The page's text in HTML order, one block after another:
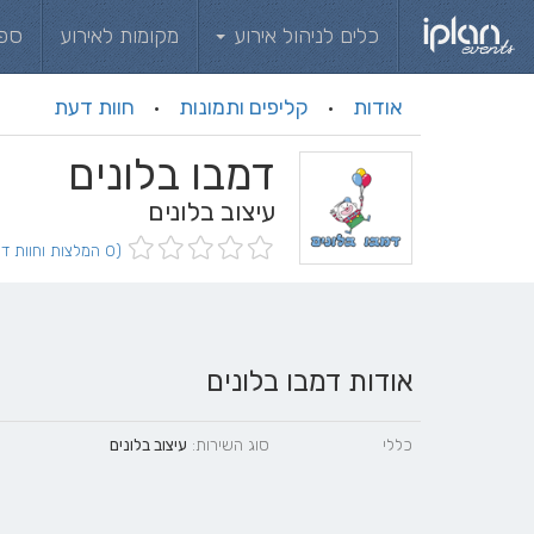
כלים לניהול אירוע מקומות לאירוע
אודות · קליפים ותמונות · חוות דעת
דמבו בלונים
עיצוב בלונים
(0 המלצות וחוות דעת)
אודות דמבו בלונים
כללי סוג השירות: עיצוב בלונים